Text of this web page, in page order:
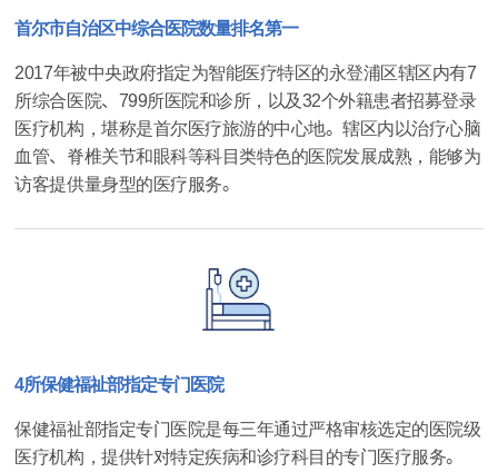
首尔市自治区中综合医院数量排名第一
2017年被中央政府指定为智能医疗特区的永登浦区辖区内有7
所综合医院、799所医院和诊所，以及32个外籍患者招募登录
医疗机构，堪称是首尔医疗旅游的中心地。辖区内以治疗心脑
血管、脊椎关节和眼科等科目类特色的医院发展成熟，能够为
访客提供量身型的医疗服务。
4所保健福祉部指定专门医院
保健福祉部指定专门医院是每三年通过严格审核选定的医院级
医疗机构，提供针对特定疾病和诊疗科目的专门医疗服务。